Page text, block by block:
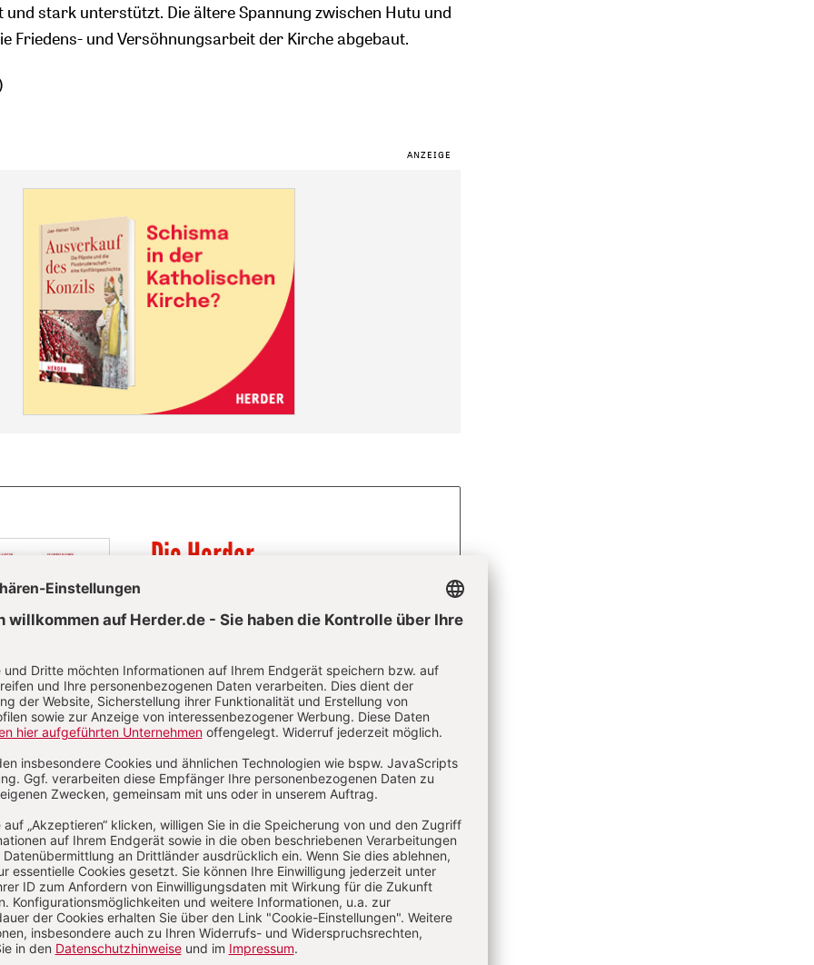
und stark unterstützt. Die ältere Spannung zwischen Hutu und
Friedens- und Versöhnungsarbeit der Kirche abgebaut.
Die Herder
aktuelle Themen aus Kirche, Theologie
und Religion sowie ihrem jeweiligen
gesellschaftlichen und kulturellen
Umfeld.
Zum Kennenlernen: 2 Ausgaben gratis
Jetzt gratis testen